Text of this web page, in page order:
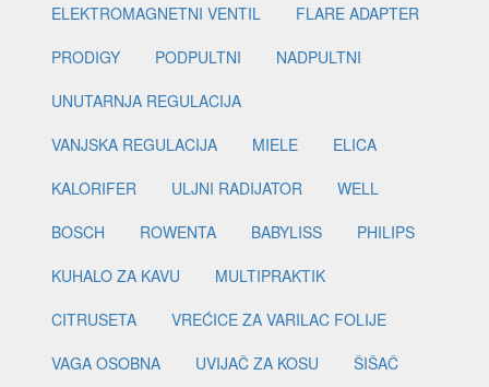
ELEKTROMAGNETNI VENTIL
FLARE ADAPTER
PRODIGY
PODPULTNI
NADPULTNI
UNUTARNJA REGULACIJA
VANJSKA REGULACIJA
MIELE
ELICA
KALORIFER
ULJNI RADIJATOR
WELL
BOSCH
ROWENTA BABYLISS
PHILIPS
KUHALO ZA KAVU
MULTIPRAKTIK
CITRUSETA
VREĆICE ZA VARILAC FOLIJE
VAGA OSOBNA
UVIJAČ ZA KOSU
ŠIŠAČ